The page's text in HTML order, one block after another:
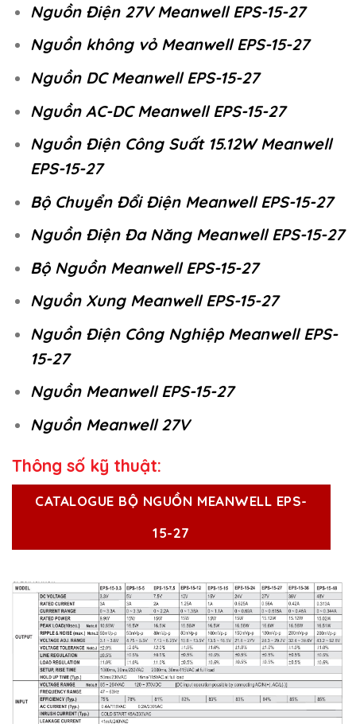
Nguồn Điện 27V Meanwell EPS-15-27
Nguồn không vỏ Meanwell EPS-15-27
Nguồn DC Meanwell EPS-15-27
Nguồn AC-DC Meanwell EPS-15-27
Nguồn Điện Công Suất 15.12W Meanwell
EPS-15-27
Bộ Chuyển Đổi Điện Meanwell EPS-15-27
Nguồn Điện Đa Năng Meanwell EPS-15-27
Bộ Nguồn Meanwell EPS-15-27
Nguồn Xung Meanwell EPS-15-27
Nguồn Điện Công Nghiệp Meanwell EPS-
15-27
Nguồn Meanwell EPS-15-27
Nguồn Meanwell 27V
Thông số kỹ thuật:
CATALOGUE BỘ NGUỒN MEANWELL EPS-
15-27